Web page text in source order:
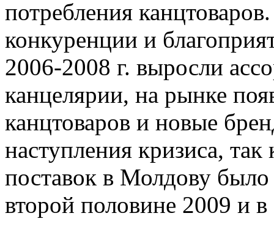
потребления
конкуренции и
2006-2008 г. выросли
канцелярии, на рынке
канцтоваров и новые
наступления кризиса,
поставок в Молдову
второй половине 2009 и в